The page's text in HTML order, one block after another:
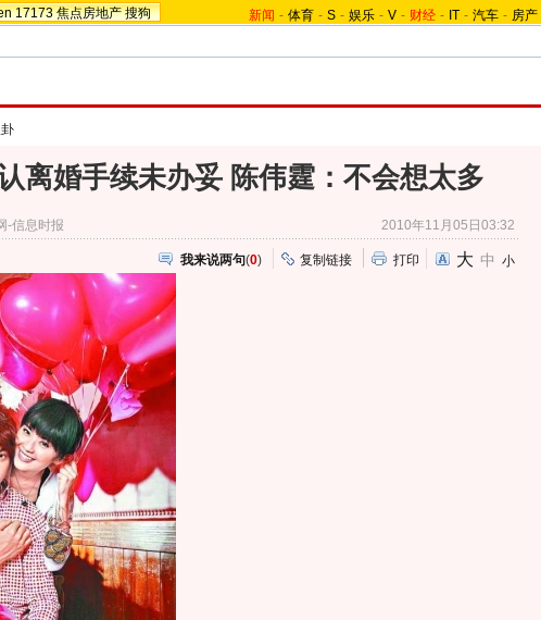
17173 焦点房地产 搜狗 新闻 - 体育 - S - 娱乐 - V - 财经 - IT - 汽车 - 房产
离婚手续未办妥 陈伟霆：不会想太多
-信息时报 2010年11月05日03:32
我来说两句(0) 复制链接 打印 大 中 小